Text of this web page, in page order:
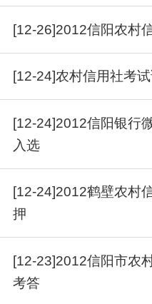
[12-26]2012信阳农村
[12-24]农村信用社考
[12-24]2012信阳银行
入选
[12-24]2012鹤壁农村
押
[12-23]2012信阳市农
考答